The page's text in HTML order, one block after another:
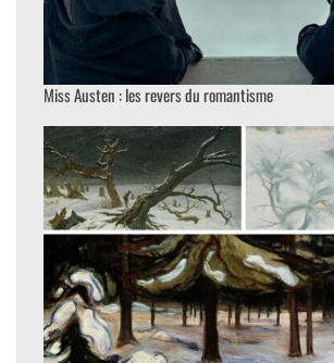
Miss Austen : les revers du romantisme